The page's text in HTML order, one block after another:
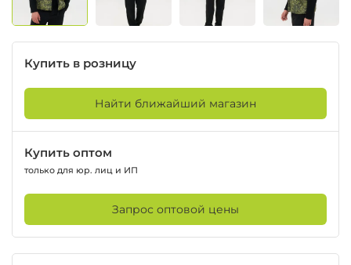
Купить в розницу
Найти ближайший магазин
Купить оптом
только для юр. лиц и ИП
Запрос оптовой цены